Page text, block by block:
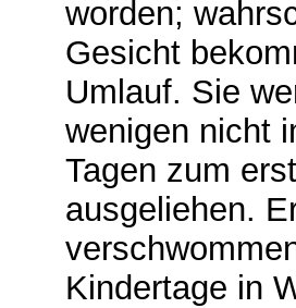
worden;
Gesicht
Umlauf. Sie
wenigen nicht
Tagen zum
ausgeliehen.
Kindertage in